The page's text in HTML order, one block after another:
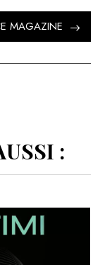
MAGAZINE
: